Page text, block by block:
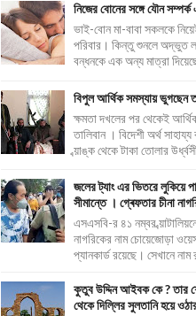
নিজের বোনের সঙ্গে যৌন
ভাই-বোন মা-বাবা সকলকে
পরিবার। কিন্তু শুনলে অদ্ভুত
বন্ধনকে এক অন্য মাত্রা
বিপুল আর্থিক সমস্যায় ভুগছেন
ক্ষমতা দখলের পর থেকেই
তালিবান । বিদেশী অর্থ
ব্য়াঙ্ক থেকে টাকা তোলার
জলের ট্যাং এর ভিতরে লুকিয়ে
সীমান্তে । গ্ৰেফতার চীনা
এসএসবি-র ৪১ নম্বর
নাগরিকের নাম চোয়েজোড়া
প্যানকার্ড রয়েছে। সেখানে নাম
কুতুব উদ্দিন আইবক কে ? তার
থেকে দিল্লির সুলতানি হয়ে